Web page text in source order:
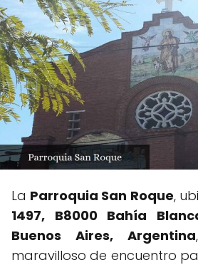
La Parroquia San Roque,
1497, B8000 Bahía
Buenos Aires, Argentina
maravilloso de encuentro